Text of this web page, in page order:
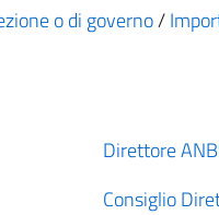
o di governo/
Direttore
Consiglio